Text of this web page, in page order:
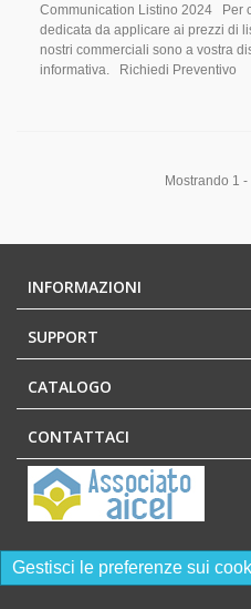
Communication Listino 2024 Per
dedicata da applicare ai prezzi di
nostri commerciali sono a vostra
informativa. Richiedi Preventivo
Mostrando 1
INFORMAZIONI
SUPPORT
CATALOGO
CONTATTACI
Gestisci le preferenze sui